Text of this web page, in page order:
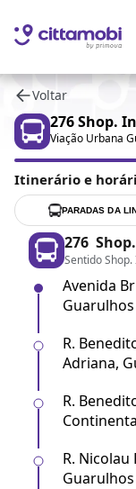
Voltar
276Shop.
Viação Urbana
Itinerário e
PARADAS DA
276
Sentido
Avenida
Guarulhos
R.
Adriana,
R.
R. Nicolau
Guarulhos